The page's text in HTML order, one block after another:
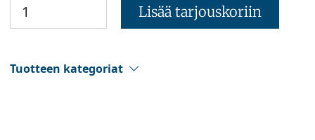
Lisää tarjouskoriin
Tuotteen kategoriat